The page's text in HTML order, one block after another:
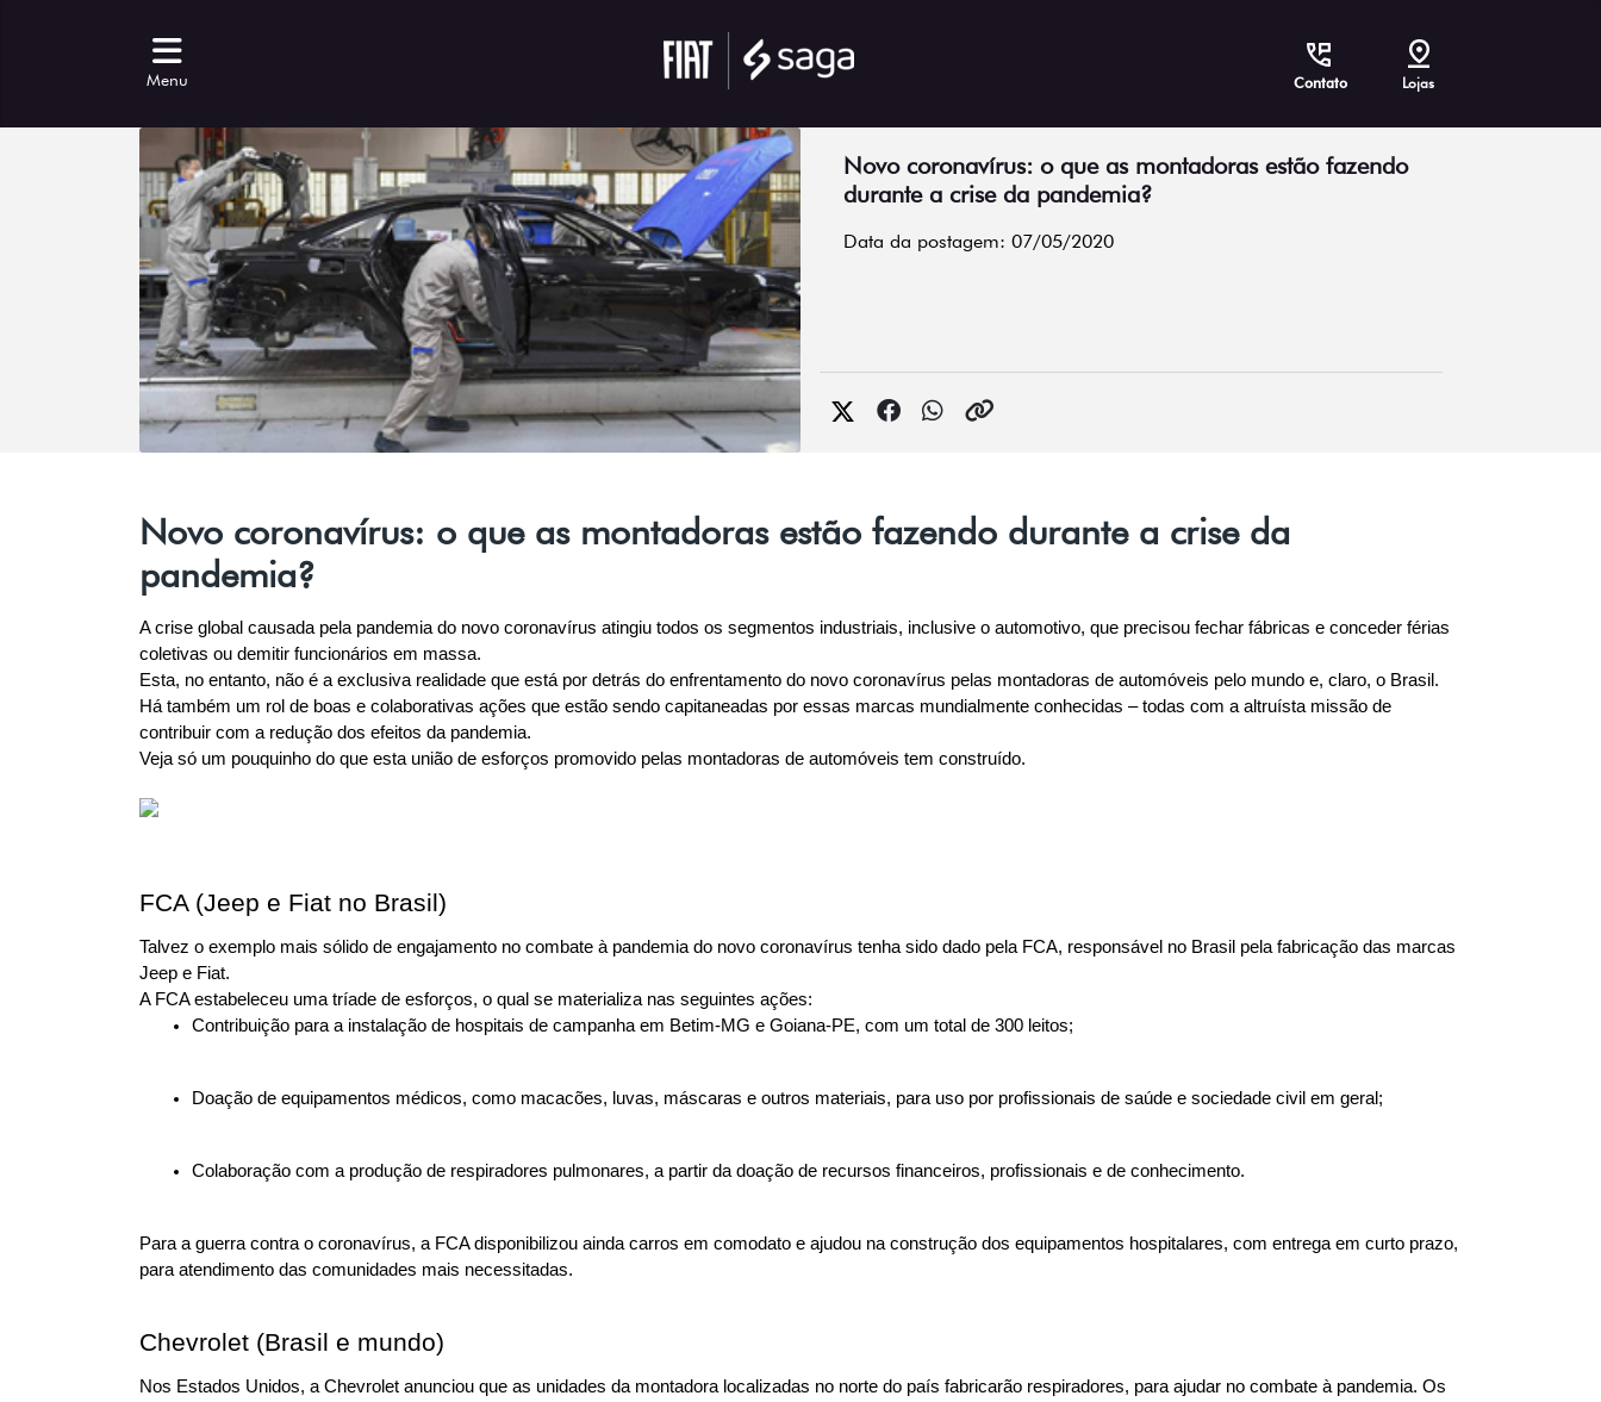
Menu Contato Lojas
Novo coronavírus: o que as montadoras estão fazendo
durante a crise da pandemia?
Data da postagem: 07/05/2020
Novo coronavírus: o que as montadoras estão fazendo durante a crise da
pandemia?
A crise global causada pela pandemia do novo coronavírus atingiu todos os segmentos industriais, inclusive o automotivo, que precisou fechar fábricas e conceder férias
coletivas ou demitir funcionários em massa.
Esta, no entanto, não é a exclusiva realidade que está por detrás do enfrentamento do novo coronavírus pelas montadoras de automóveis pelo mundo e, claro, o Brasil.
Há também um rol de boas e colaborativas ações que estão sendo capitaneadas por essas marcas mundialmente conhecidas – todas com a altruísta missão de
contribuir com a redução dos efeitos da pandemia.
Veja só um pouquinho do que esta união de esforços promovido pelas montadoras de automóveis tem construído.
FCA (Jeep e Fiat no Brasil)
Talvez o exemplo mais sólido de engajamento no combate à pandemia do novo coronavírus tenha sido dado pela FCA, responsável no Brasil pela fabricação das marcas
Jeep e Fiat.
A FCA estabeleceu uma tríade de esforços, o qual se materializa nas seguintes ações:
Contribuição para a instalação de hospitais de campanha em Betim-MG e Goiana-PE, com um total de 300 leitos;
Doação de equipamentos médicos, como macacões, luvas, máscaras e outros materiais, para uso por profissionais de saúde e sociedade civil em geral;
Colaboração com a produção de respiradores pulmonares, a partir da doação de recursos financeiros, profissionais e de conhecimento.
Para a guerra contra o coronavírus, a FCA disponibilizou ainda carros em comodato e ajudou na construção dos equipamentos hospitalares, com entrega em curto prazo,
para atendimento das comunidades mais necessitadas.
Chevrolet (Brasil e mundo)
Nos Estados Unidos, a Chevrolet anunciou que as unidades da montadora localizadas no norte do país fabricarão respiradores, para ajudar no combate à pandemia. Os